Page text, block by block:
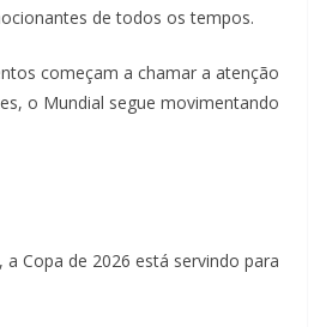
de todos os tempos.
começam a chamar a atenção
o Mundial segue movimentando
Copa de 2026 está servindo para